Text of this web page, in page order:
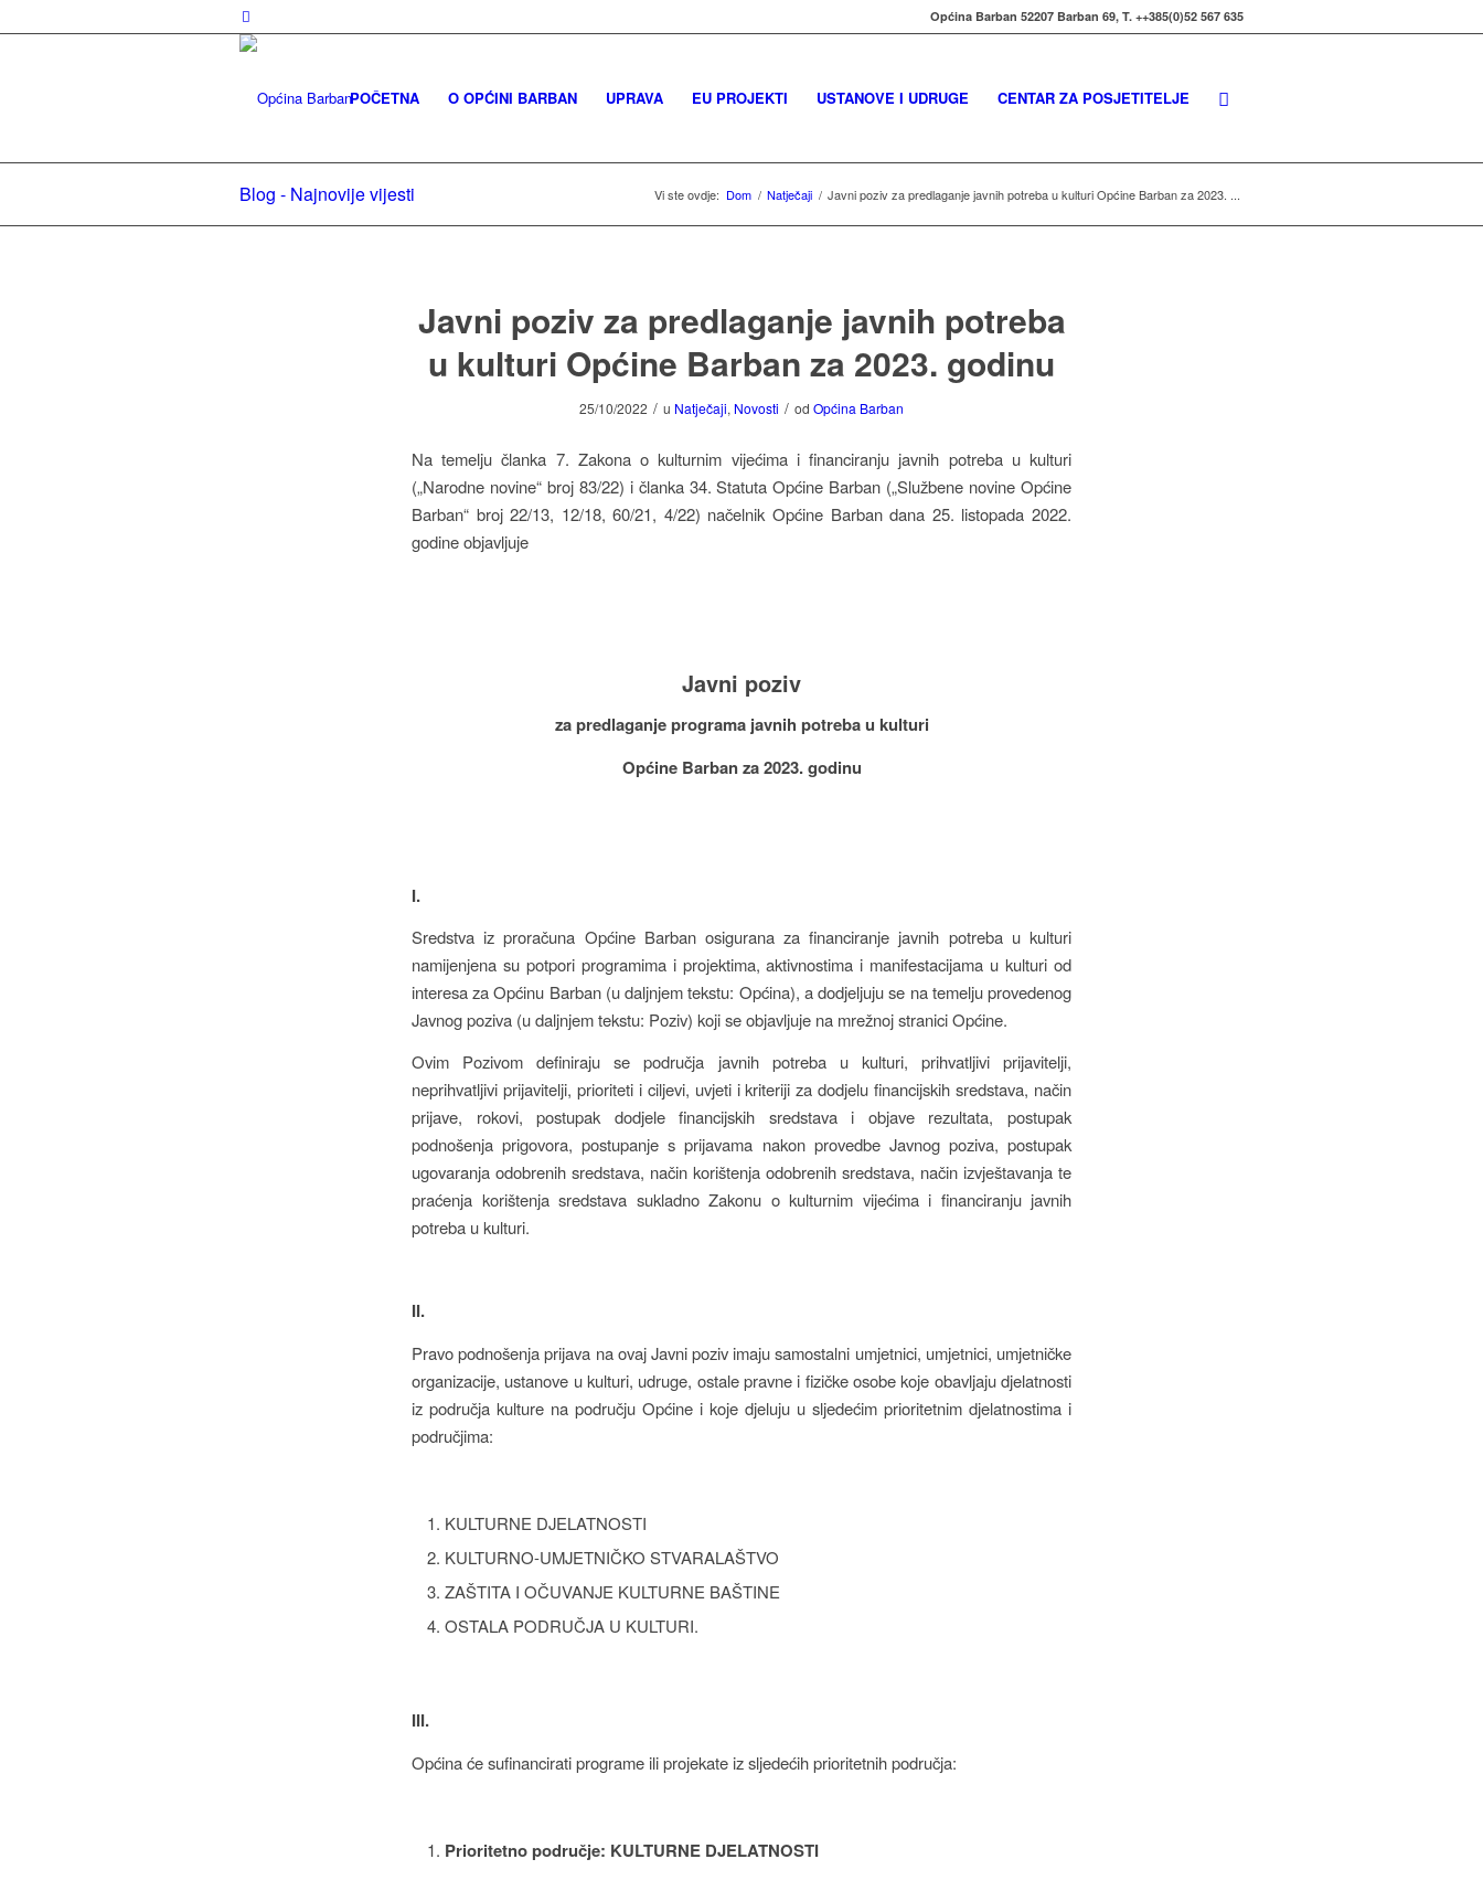
Općina Barban 52207 Barban 69, T. ++385(0)52 567 635
POČETNA O OPĆINI BARBAN UPRAVA EU PROJEKTI USTANOVE I UDRUGE CENTAR ZA POSJETITELJE
Blog - Najnovije vijesti Vi ste ovdje: Dom / Natječaji / Javni poziv za predlaganje javnih potreba u kulturi Općine Barban za 2023. ...
Javni poziv za predlaganje javnih potreba
u kulturi Općine Barban za 2023. godinu
25/10/2022 / u Natječaji, Novosti / od Općina Barban
Na temelju članka 7. Zakona o kulturnim vijećima i financiranju javnih potreba u kulturi
(„Narodne novine“ broj 83/22) i članka 34. Statuta Općine Barban („Službene novine Općine
Barban“ broj 22/13, 12/18, 60/21, 4/22) načelnik Općine Barban dana 25. listopada 2022.
godine objavljuje
Javni poziv
za predlaganje programa javnih potreba u kulturi
Općine Barban za 2023. godinu
I.
Sredstva iz proračuna Općine Barban osigurana za financiranje javnih potreba u kulturi
namijenjena su potpori programima i projektima, aktivnostima i manifestacijama u kulturi od
interesa za Općinu Barban (u daljnjem tekstu: Općina), a dodjeljuju se na temelju provedenog
Javnog poziva (u daljnjem tekstu: Poziv) koji se objavljuje na mrežnoj stranici Općine.
Ovim Pozivom definiraju se područja javnih potreba u kulturi, prihvatljivi prijavitelji,
neprihvatljivi prijavitelji, prioriteti i ciljevi, uvjeti i kriteriji za dodjelu financijskih sredstava, način
prijave, rokovi, postupak dodjele financijskih sredstava i objave rezultata, postupak
podnošenja prigovora, postupanje s prijavama nakon provedbe Javnog poziva, postupak
ugovaranja odobrenih sredstava, način korištenja odobrenih sredstava, način izvještavanja te
praćenja korištenja sredstava sukladno Zakonu o kulturnim vijećima i financiranju javnih
potreba u kulturi.
II.
Pravo podnošenja prijava na ovaj Javni poziv imaju samostalni umjetnici, umjetnici, umjetničke
organizacije, ustanove u kulturi, udruge, ostale pravne i fizičke osobe koje obavljaju djelatnosti
iz područja kulture na području Općine i koje djeluju u sljedećim prioritetnim djelatnostima i
područjima:
KULTURNE DJELATNOSTI
KULTURNO-UMJETNIČKO STVARALAŠTVO
ZAŠTITA I OČUVANJE KULTURNE BAŠTINE
OSTALA PODRUČJA U KULTURI.
III.
Općina će sufinancirati programe ili projekate iz sljedećih prioritetnih područja:
Prioritetno područje: KULTURNE DJELATNOSTI